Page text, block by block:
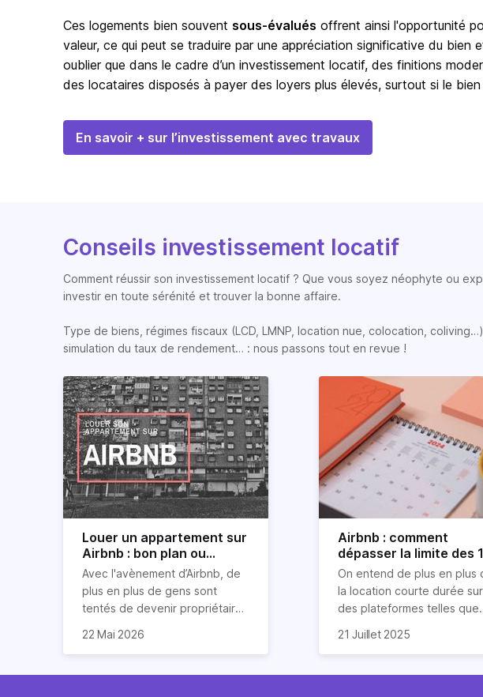
Ces logements bien souvent sous-évalués offrent ainsi l'opportunité
valeur, ce qui peut se traduire par une appréciation significative du bien
oublier que dans le cadre d’un investissement locatif, des finitions
des locataires disposés à payer des loyers plus élevés, surtout si le
En savoir + sur l’investissement avec travaux
Conseils investissement locatif
Comment réussir son investissement locatif ? Que vous soyez néophyte ou
investir en toute sérénité et trouver la bonne affaire.
Type de biens, régimes fiscaux (LCD, LMNP, location nue, colocation,
simulation du taux de rendement… : nous passons tout en revue !
Louer un appartement sur
Airbnb : bon plan ou
mauvaise idée
Avec l'avènement d’Airbnb, de
plus en plus de gens sont
tentés de devenir propriétaires
Paris qui sont des meublés
22 Mai 2026
Airbnb : comment
dépasser la limite des
jours ?
On entend de plus en plus
la location courte durée sur
des plateformes telles que
cou aux idées reçues sur
bien entendu) pour louer
21 Juillet 2025